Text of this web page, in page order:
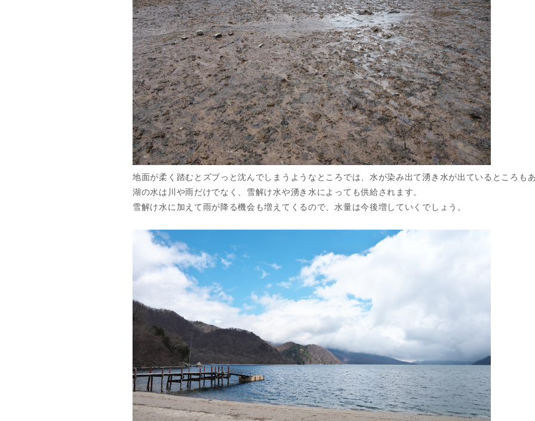
地面が柔く踏むとズブっと沈んでしまうようなところでは、水が染み出て湧き水が出ているところも
湖の水は川や雨だけでなく、雪解け水や湧き水によっても供給されます。
雪解け水に加えて雨が降る機会も増えてくるので、水量は今後増していくでしょう。